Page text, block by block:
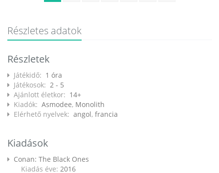
Részletes adatok
Részletek
Játékidő: 1 óra
Játékosok: 2 - 5
Ajánlott életkor: 14+
Kiadók: Asmodee, Monolith
Elérhető nyelvek: angol, francia
Kiadások
Conan: The Black Ones
Kiadás éve: 2016